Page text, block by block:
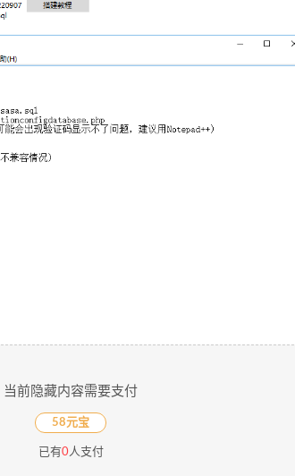
当前隐藏内容需要支付
58元宝
已有0人支付